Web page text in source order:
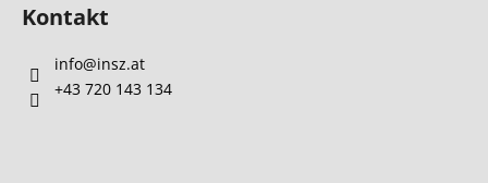
Kontakt
info@insz.at
+43 720 143 134